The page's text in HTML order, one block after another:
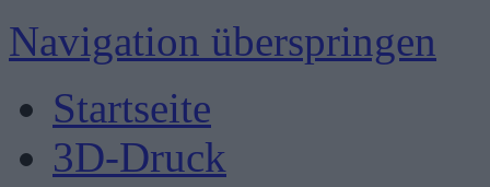
Navigation überspringen
Startseite
3D-Druck